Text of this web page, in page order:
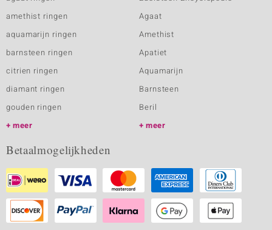
amethist ringen
aquamarijn ringen
barnsteen ringen
citrien ringen
diamant ringen
gouden ringen
meer
Agaat
Amethist
Apatiet
Aquamarijn
Barnsteen
Beril
meer
Betaalmogelijkheden